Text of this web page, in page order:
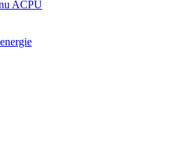
ACPU